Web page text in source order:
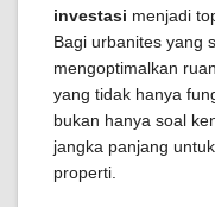
investasi menjadi
Bagi urbanites yang
mengoptimalkan
yang tidak hanya
bukan hanya soal
jangka panjang
properti.